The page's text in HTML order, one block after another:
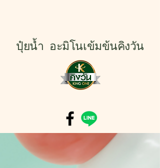
ปุ๋ยน้ำ อะมิโนเข้มข้นคิงวัน